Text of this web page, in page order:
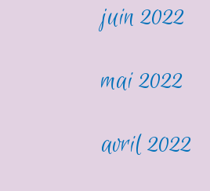
juin 2022
mai 2022
avril 2022